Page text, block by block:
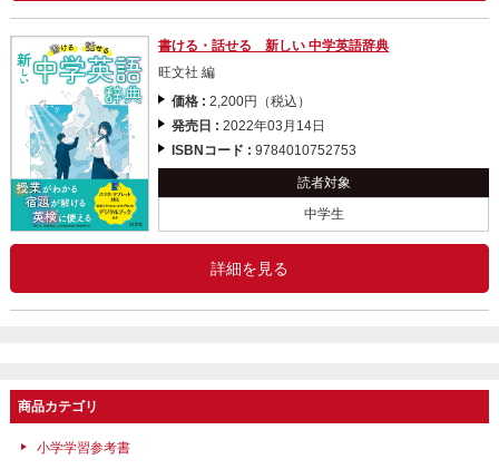
書ける・話せる 新しい 中学英語辞典
旺文社 編
価格 :2,200円（税込）
発売日 :2022年03月14日
ISBNコード :9784010752753
読者対象
中学生
詳細を見る
商品カテゴリ
小学学習参考書